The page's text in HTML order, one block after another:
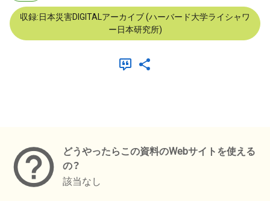
収録:日本災害DIGITALアーカイブ (ハーバード大学ライシャワ
ー日本研究所)
どうやったらこの資料のWebサイトを使える
の？
該当なし